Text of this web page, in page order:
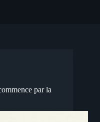
par la